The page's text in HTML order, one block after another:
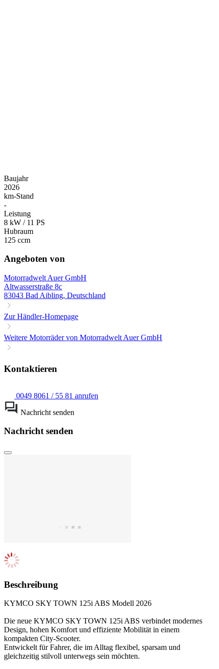
Baujahr
2026
km-Stand
-
Leistung
8 kW / 11 PS
Hubraum
125 ccm
Angeboten von
Motorradwelt Auer GmbH
Altwasserstraße 8c
83043 Bad Aibling, Deutschland
Zur Händler-Homepage
Weitere Motorräder von Motorradwelt Auer GmbH
Kontaktieren
0049 8061 / 55 81 anrufen
Nachricht senden
Nachricht senden
Beschreibung
KYMCO SKY TOWN 125i ABS Modell 2026
Die neue KYMCO SKY TOWN 125i ABS verbindet modernes
Design, hohen Komfort und effiziente Mobilität in einem
kompakten City-Scooter.
Entwickelt für Fahrer, die im Alltag flexibel, sparsam und
gleichzeitig stilvoll unterwegs sein möchten.